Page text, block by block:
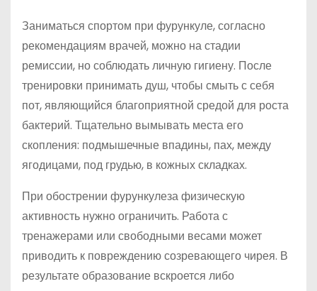
Заниматься спортом при фурункуле, согласно
рекомендациям врачей, можно на стадии
ремиссии, но соблюдать личную гигиену. После
тренировки принимать душ, чтобы смыть с себя
пот, являющийся благоприятной средой для роста
бактерий. Тщательно вымывать места его
скопления: подмышечные впадины, пах, между
ягодицами, под грудью, в кожных складках.
При обострении фурункулеза физическую
активность нужно ограничить. Работа с
тренажерами или свободными весами может
приводить к повреждению созревающего чирея. В
результате образование вскроется либо